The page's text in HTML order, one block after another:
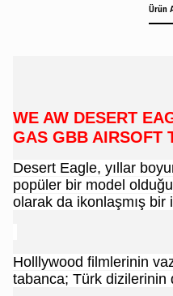
Ürün
WE AW DESERT
GAS GBB AIRSOFT
Desert Eagle, yıllar
popüler bir model
olarak da ikonlaşmış bir
Holllywood filmlerinin
tabanca; Türk dizilerinin